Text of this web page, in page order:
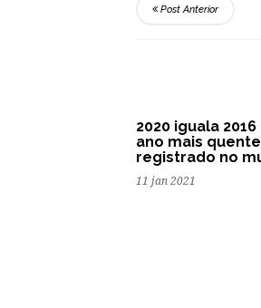
Post Anterior
2020 iguala
ano mais
registrado no
11 jan 2021